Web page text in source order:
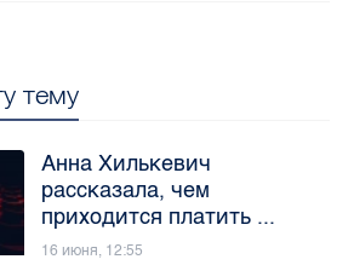
тему
Анна Хилькевич
рассказала, чем
приходится платить ...
16 июня, 12:55